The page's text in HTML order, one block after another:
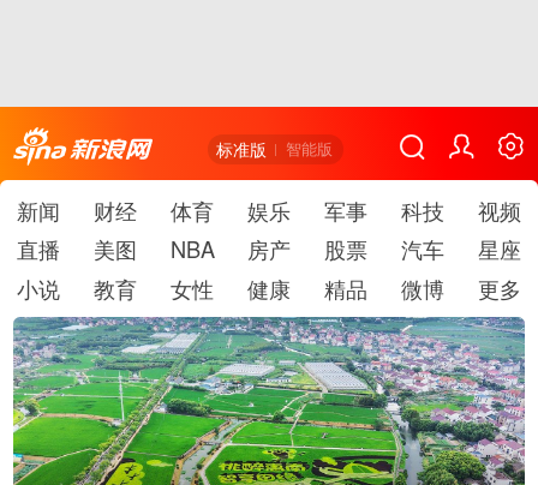
标准版 智能版
新闻 财经 体育 娱乐 军事 科技
视频
直播
美图 NBA 房产 股票 汽车
星座
小说
教育 女性 健康 精品 微博 更多